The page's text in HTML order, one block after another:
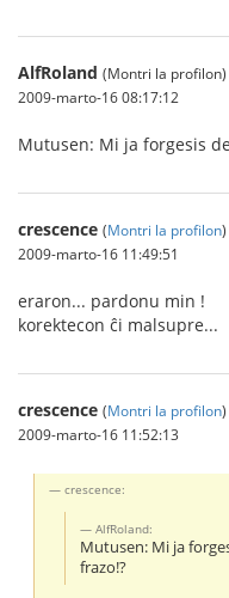
AlfRoland (Montri la profilon)
2009-marto-16 08:17:12
Mutusen: Mi ja forgesis
crescence (Montri la profilon)
2009-marto-16 11:49:51
eraron... pardonu min !
korektecon ĉi malsupre...
crescence (Montri la profilon)
2009-marto-16 11:52:13
crescence:
AlfRoland:
Mutusen: Mi ja
frazo!?